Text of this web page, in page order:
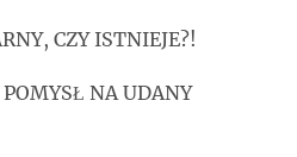
CZY ISTNIEJE?!
NA UDANY